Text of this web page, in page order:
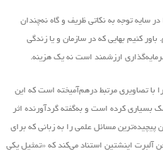
سایه توجه به نکاتی ظریف و گاه نه‌چندان
کنیم بهایی که در سازمان و یا زندگی
ارزشمند است نه یک هزینه.
با تصاویری مرتبط درهم‌آمیخته است که این
کرده است و به‌گفته گردآورنده اثر
مسائل علمی را به زبانی که برای
آلبرت اینشتین استناد می‌کند که «تمثیل یکی